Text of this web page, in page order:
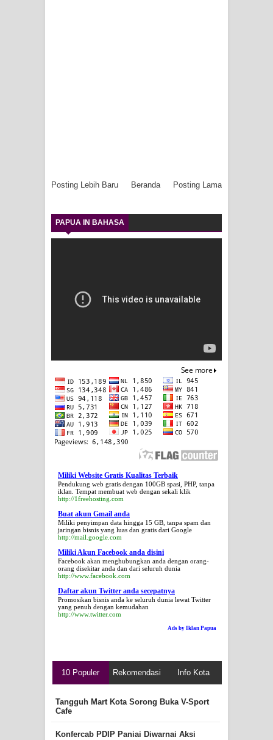
Posting Lebih Baru Posting Lama
Beranda
PAPUA IN BAHASA
Miliki Website Gratis Kualitas Terbaik
Pendukung web gratis dengan 100GB spasi, PHP, tanpa
iklan. Tempat membuat web dengan sekali klik
http://1freehosting.com
Buat akun Gmail anda
Miliki penyimpan data hingga 15 GB, tanpa spam dan
jaringan bisnis yang luas dan gratis dari Google
http://mail.google.com
Miliki Akun Facebook anda disini
Facebook akan menghubungkan anda dengan orang-
orang disekitar anda dan dari seluruh dunia
http://www.facebook.com
Daftar akun Twitter anda secepatnya
Promosikan bisnis anda ke seluruh dunia lewat Twitter
yang penuh dengan kemudahan
http://www.twitter.com
Ads by Iklan Papua
10 Populer Rekomendasi Info Kota
Tangguh Mart Kota Sorong Buka V-Sport
Cafe
Konfercab PDIP Paniai Diwarnai Aksi